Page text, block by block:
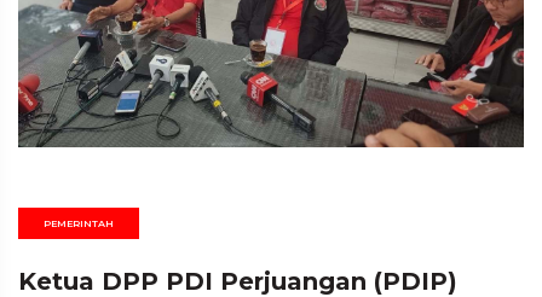
PEMERINTAH
Ketua DPP PDI Perjuangan (PDIP)